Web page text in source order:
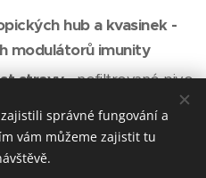
hub a kvasinek -
modulátorů imunity
stravy- nefiltrované pivo,
kvašením. Dokonce
mikrohoubami
správné fungování a
vám můžeme zajistit tu